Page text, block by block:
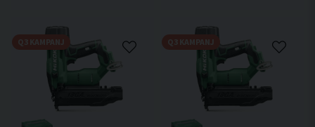
Q3 KAMPANJ Q3 KAMPANJ